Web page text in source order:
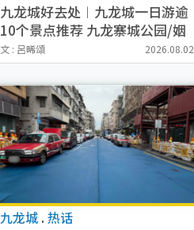
九龙城好去处︱九龙城一日游逾
10个景点推荐 九龙寨城公园/姻
缘石/必食Tiramisu
文 : 呂晞頌 2026.08.02
九龙城 .热话